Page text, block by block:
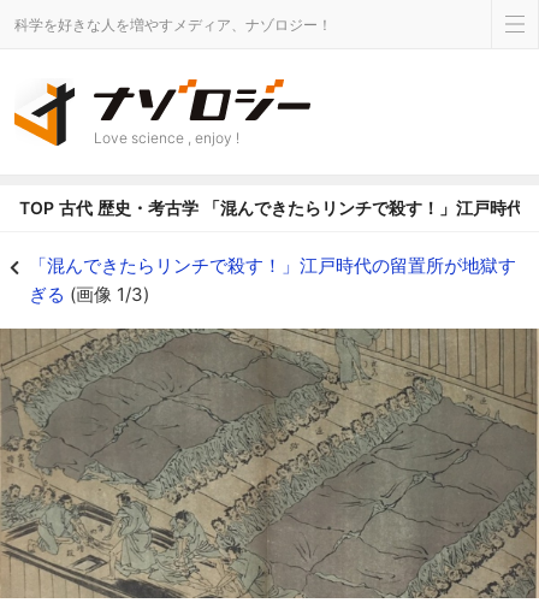
科学を好きな人を増やすメディア、ナゾロジー！
Love science , enjoy !
TOP 古代 歴史・考古学 「混んできたらリンチで殺す！」江戸時代
「混んできたらリンチで殺す！」江戸時代の留置所が地獄す
ぎる (画像 1/3)